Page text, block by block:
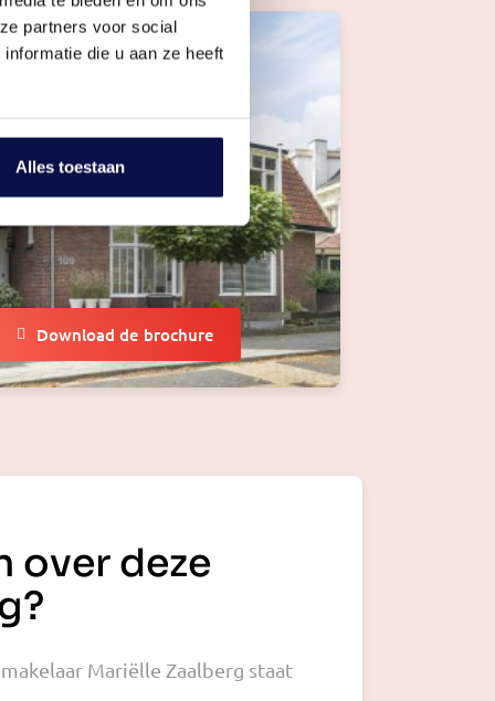
partners voor social
die u aan ze heeft
Alles toestaan
Download de brochure
over deze
Mariëlle Zaalberg staat